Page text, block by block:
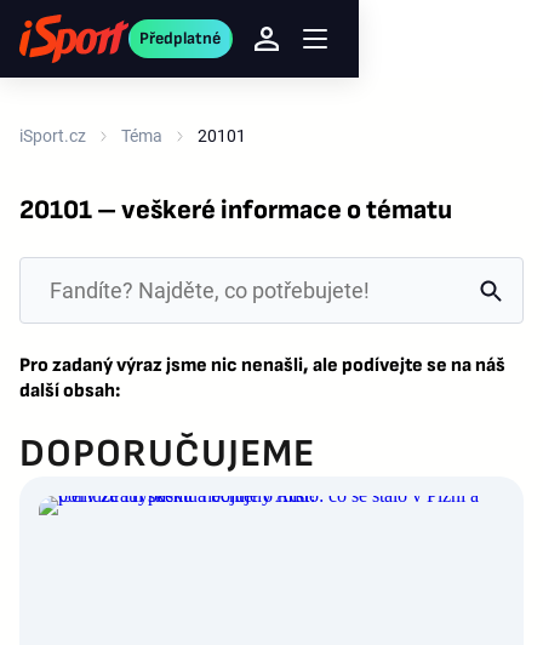
Předplatné
iSport.cz Téma 20101
20101 – veškeré informace o tématu
Pro zadaný výraz jsme nic nenašli, ale podívejte se na náš
další obsah:
DOPORUČUJEME